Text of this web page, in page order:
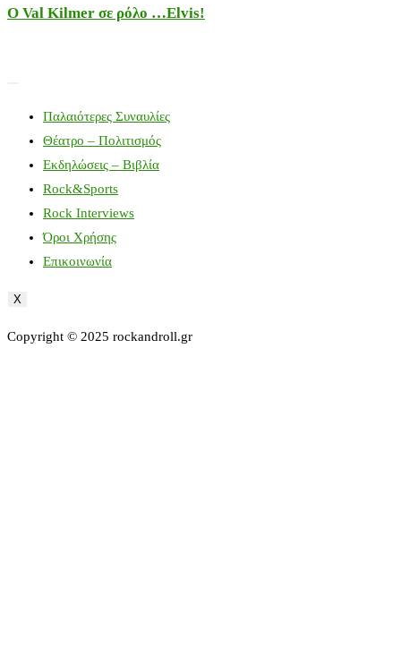
Ο Val Kilmer σε ρόλο …Elvis!
Παλαιότερες Συναυλίες
Θέατρο – Πολιτισμός
Εκδηλώσεις – Βιβλία
Rock&Sports
Rock Interviews
Όροι Χρήσης
Επικοινωνία
X
Copyright © 2025 rockandroll.gr